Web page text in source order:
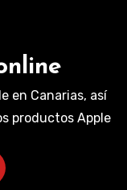
en Canarias, así
productos Apple